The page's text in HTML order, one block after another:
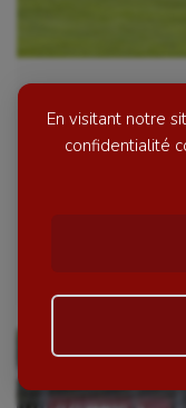
En visitant notre
confidentialité
Une semaine
les Amiénois